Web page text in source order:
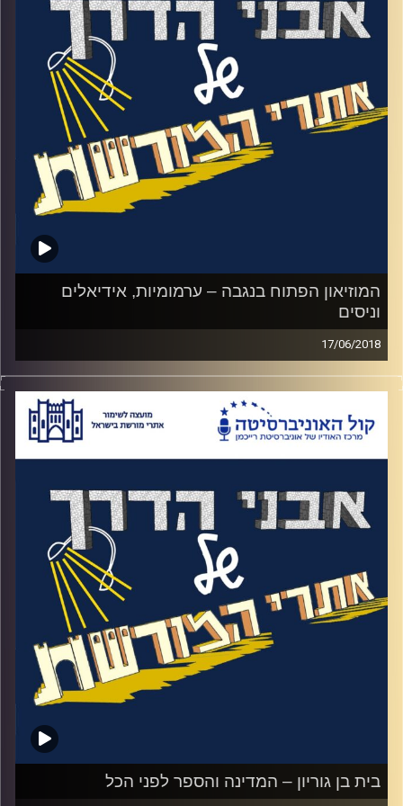
מתאמנים בלחימה. בערב, היו יושבים במעגל.
מדברים, מתווכחים ושרים. מוזמנים להאזין
לפרק הכי מוזיקלי שלנו עד כה באבני דרך.
האזינו לאורי טולידאנו מראיין את שירי ארליך
וזאב לכיש.
המועצה לשימור אתרים
המוזיאון הפתוח בנגבה – ערמומיות, אידיאלים
וניסים
17/06/2018
ב21 למאי 1948 תקפו לראשונה המצרים את
נגבה. הפצצת מטוסים מצרים הרגה את יצחק
(יואב) דובנו,מפקד נגבה ועוד ארבעה לוחמים.
מבחינת 166 לוחמים שהתמודדו מול 1,000
ההוראה מלמעלה הייתה "עד הכדור האחרון"
ונגבה לא נכנעה. על הגאונות שמאחורי ישובי
חומה ומגדל, הטמנת 2,200 מוקשים שהצילו
את הקיבוץ, מפקד חדש שנכנס לנעליים
הגדולות של דובנו ומבצע יואב שנקרא על שם
יעקב דובנו והיה זה שגירש את המצרים
מהדרום. וגם טנק שעדיין נמצא בקיבוץ אך
בכלל אינו קשור לקרבות שהיו שם. האזינו לאורי
לתשומת ליבכם הפרק מכיל תיאורים גרפים
בית בן גוריון – המדינה והספר לפני הכל